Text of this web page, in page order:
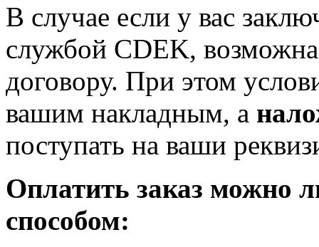
В случае если у вас
службой CDEK,
договору. При этом
вашим накладным, а
поступать на ваши
Оплатить заказ можно
способом: